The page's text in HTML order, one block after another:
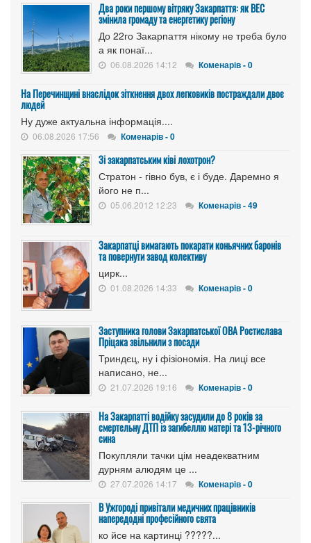
Два роки першому вітряку Закарпаття: як ВЕС
змінила громаду та енергетику регіону
До 22го Закарпаття нікому не треба було
а як понаї...
06.08.2026 14:12 Коменарів - 0
На Перечинщині внаслідок зіткнення двох легковиків постраждали двоє
людей
Ну дуже актуальна інформація....
06.08.2026 17:56 Коменарів - 0
Зі закарпатським ківі лохотрон?
Стратон - гівно був, є і буде. Даремно я
його не п...
05.06.2012 12:23 Коменарів - 49
Закарпатці вимагають покарати коньячних баронів
та повернути завод колективу
цирк...
01.08.2026 14:33 Коменарів - 0
Заступника голови Закарпатської ОВА Ростислава
Пріцака звільнили з посади
Триндєц, ну і фізіономія. На лиці все
написано, не...
21.07.2026 19:16 Коменарів - 0
На Закарпатті водійку засудили до 8 років за
смертельну ДТП із загибеллю матері та 13-річного
сина
Покупляли тачки цім неадекватним
дурням алюдям це ...
27.07.2026 14:17 Коменарів - 0
В Ужгороді привітали медичних працівників
напередодні професійного свята
ко йсе на картинці ?????...